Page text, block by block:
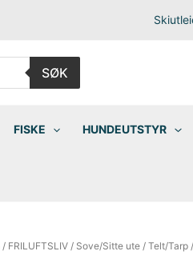
SØK
FISKE HUNDEUTSTYR
/ FRILUFTSLIV/ Sove/Sitte ute/ Telt/Tarp/